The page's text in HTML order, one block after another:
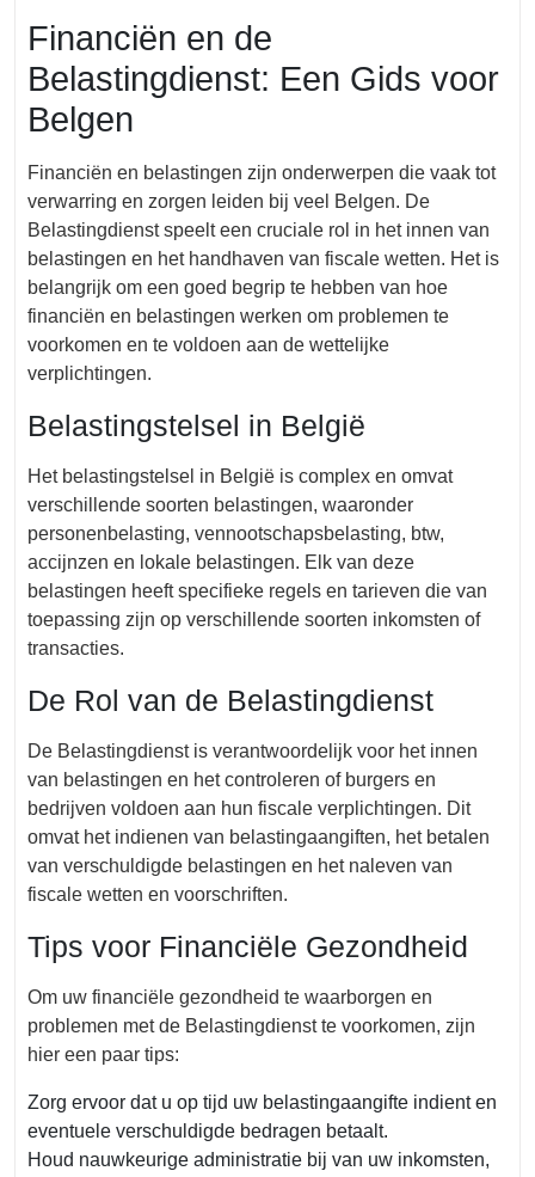
Financiën en de
Belastingdienst: Een Gids voor
Belgen
Financiën en belastingen zijn onderwerpen die vaak tot
verwarring en zorgen leiden bij veel Belgen. De
Belastingdienst speelt een cruciale rol in het innen van
belastingen en het handhaven van fiscale wetten. Het is
belangrijk om een goed begrip te hebben van hoe
financiën en belastingen werken om problemen te
voorkomen en te voldoen aan de wettelijke
verplichtingen.
Belastingstelsel in België
Het belastingstelsel in België is complex en omvat
verschillende soorten belastingen, waaronder
personenbelasting, vennootschapsbelasting, btw,
accijnzen en lokale belastingen. Elk van deze
belastingen heeft specifieke regels en tarieven die van
toepassing zijn op verschillende soorten inkomsten of
transacties.
De Rol van de Belastingdienst
De Belastingdienst is verantwoordelijk voor het innen
van belastingen en het controleren of burgers en
bedrijven voldoen aan hun fiscale verplichtingen. Dit
omvat het indienen van belastingaangiften, het betalen
van verschuldigde belastingen en het naleven van
fiscale wetten en voorschriften.
Tips voor Financiële Gezondheid
Om uw financiële gezondheid te waarborgen en
problemen met de Belastingdienst te voorkomen, zijn
hier een paar tips:
Zorg ervoor dat u op tijd uw belastingaangifte indient en
eventuele verschuldigde bedragen betaalt.
Houd nauwkeurige administratie bij van uw inkomsten,